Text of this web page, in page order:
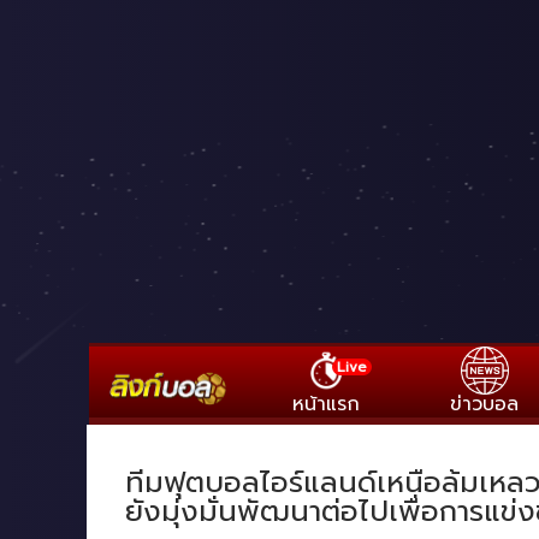
Live
หน้าแรก ข่าวบอล
ทีมฟุตบอลไอร์แลนด์เหนือล้มเห
ยังมุ่งมั่นพัฒนาต่อไปเพื่อการแข่ง